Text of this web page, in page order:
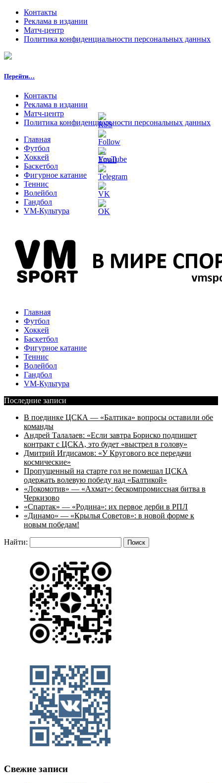
Контакты
Реклама в издании
Матч-центр
Политика конфиденциальности персональных данных
Перейти…
Контакты
Реклама в издании
Матч-центр
Политика конфиденциальности персональных данных
Главная
Футбол
Хоккей
Баскетбол
Фигурное катание
Теннис
Волейбол
Гандбол
VM-Культура
Главная
Футбол
Хоккей
Баскетбол
Фигурное катание
Теннис
Волейбол
Гандбол
VM-Культура
Последние записи
В поединке ЦСКА — «Балтика» вопросы оставили обе
команды
Андрей Талалаев: «Если завтра Бориско подпишет
контракт с ЦСКА, это будет «выстрел в голову»
Дмитрий Игдисамов: «У Кругового все передачи
космические»
Пропущенный на старте гол не помешал ЦСКА
одержать волевую победу над «Балтикой»
«Локомотив» — «Ахмат»: бескомпромиссная битва в
Черкизово
«Спартак» — «Родина»: их первое дерби в РПЛ
«Динамо» — «Крылья Советов»: в новой форме к
новым победам!
Найти:
Свежие записи